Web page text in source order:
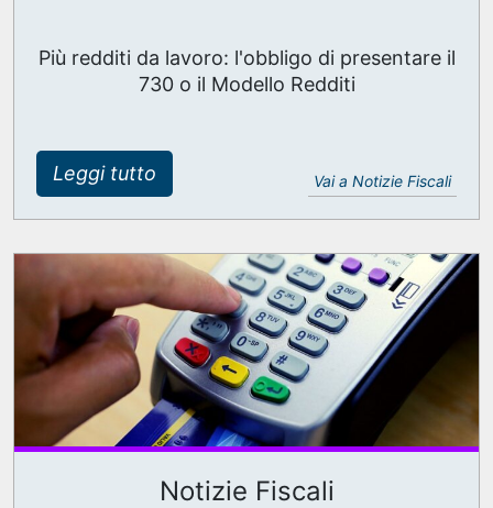
Più redditi da lavoro: l'obbligo di presentare il
730 o il Modello Redditi
Leggi tutto Vai a Notizie Fiscali
Notizie Fiscali